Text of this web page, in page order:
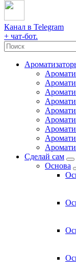
Канал в Telegram
+ чат-бот.
Сделай сам
Основа